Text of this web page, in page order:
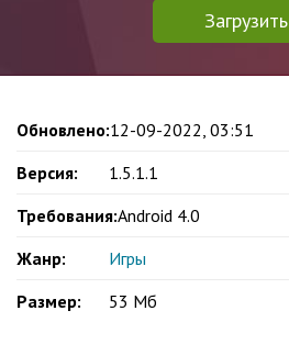
Загрузить
Обновлено:12-09-2022, 03:51
Версия:
1.5.1.1
Требования:Android 4.0
Жанр:
Игры
Размер:
53 Мб